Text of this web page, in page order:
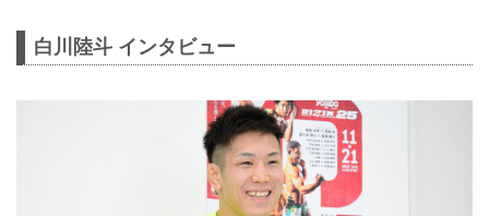
白川陸斗 インタビュー